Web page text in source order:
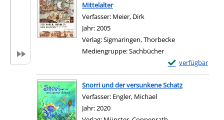
Mittelalter
Verfasser: Meier, Dirk
Jahr:2005
Verlag:Sigmaringen, Thorbecke
Mediengruppe:Sachbücher
verfügbar
Exemplar-
Zum Download
Snorri und der versunkene Schatz
Verfasser: Engler, Michael
Jahr:2020